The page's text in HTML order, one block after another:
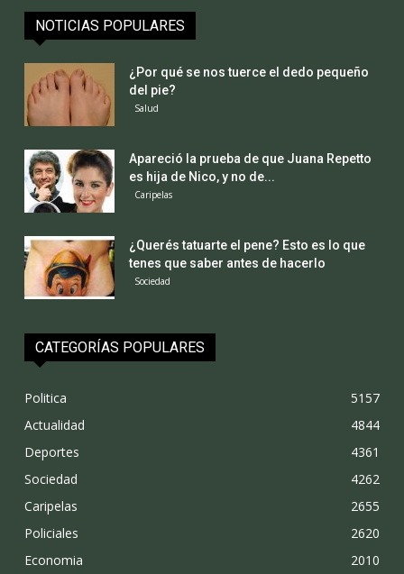
NOTICIAS POPULARES
¿Por qué se nos tuerce el dedo pequeño
del pie?
Salud
Apareció la prueba de que Juana Repetto
es hija de Nico, y no de...
Caripelas
¿Querés tatuarte el pene? Esto es lo que
tenes que saber antes de hacerlo
Sociedad
CATEGORÍAS POPULARES
Politica
5157
Actualidad
4844
Deportes
4361
Sociedad
4262
Caripelas
2655
Policiales
2620
Economia
2010